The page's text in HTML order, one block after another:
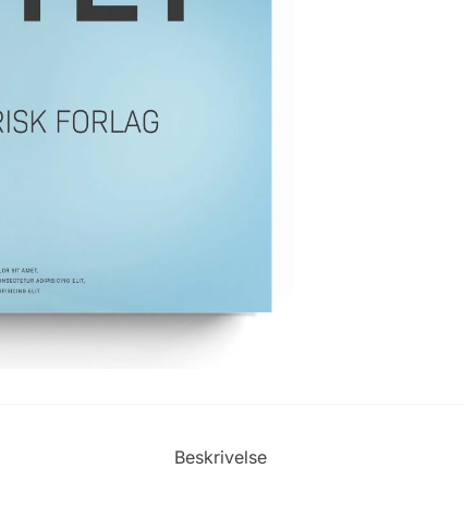
Beskrivelse